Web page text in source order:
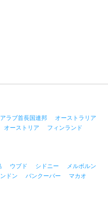
アラブ首長国連邦
オーストラリア
オーストリア
フィンランド
ウブド シドニー
メルボルン
ドン バンクーバー
マカオ